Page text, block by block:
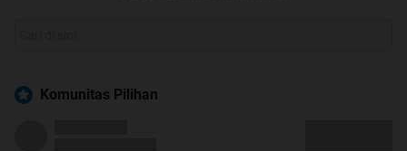
Komunitas Pilihan